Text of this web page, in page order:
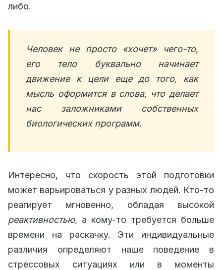
либо.
Человек не просто «хочет» чего-то,
его тело буквально начинает
движение к цели еще до того, как
мысль оформится в слова, что делает
нас заложниками собственных
биологических программ.
Интересно, что скорость этой подготовки
может варьироваться у разных людей. Кто-то
реагирует мгновенно, обладая высокой
реактивностью, а кому-то требуется больше
времени на раскачку. Эти индивидуальные
различия определяют наше поведение в
стрессовых ситуациях или в моменты